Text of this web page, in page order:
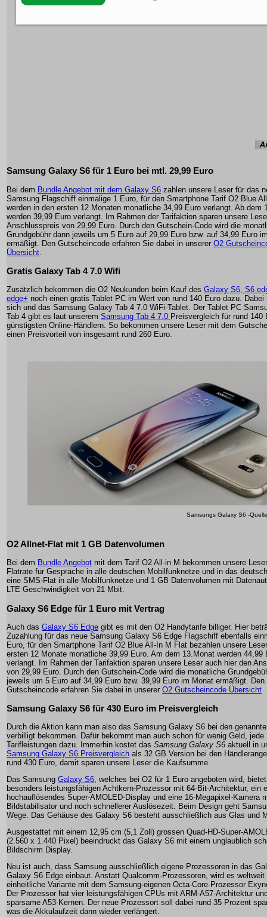
Samsung Galaxy S6 für 1 Euro bei mtl. 29,99 Euro
Bei dem Bundle Angebot mit dem Galaxy S6 zahlen unsere Leser für das
Samsung Flagschiff einmalige 1 Euro, für den Smartphone Tarif O2 Blue
werden in den ersten 12 Monaten monatliche 34,99 Euro verlangt. Ab dem
werden 39,99 Euro verlangt. Im Rahmen der Tarifaktion sparen unsere
Anschlusspreis von 29,99 Euro. Durch den Gutschein-Code wird die
Grundgebühr dann jeweils um 5 Euro auf 29,99 Euro bzw. auf 34,99 Euro
ermäßigt. Den Gutscheincode erfahren Sie dabei in unserer O2
Übersicht
Gratis Galaxy Tab 4 7.0 Wifi
Zusätzlich bekommen die O2 Neukunden beim Kauf des Galaxy S6, S6
edge+ noch einen gratis Tablet PC im Wert von rund 140 Euro dazu. Dabei
sich und das Samsung Galaxy Tab 4 7.0 WiFi-Tablet. Der Tablet PC
Tab 4 gibt es laut unserem Samsung Tab 4 7.0 Preisvergleich für rund 140
günstigsten Online-Händlern. So bekommen unsere Leser mit dem
einen Preisvorteil von insgesamt rund 260 Euro.
Samsungs Galaxy S6 -
O2 Allnet-Flat mit 1 GB Datenvolumen
Bei dem Bundle Angebot mit dem Tarif O2 All-in M bekommen unsere
Flatrate für Gespräche in alle deutschen Mobilfunknetze und in das
eine SMS-Flat in alle Mobilfunknetze und 1 GB Datenvolumen mit
LTE Geschwindigkeit von 21 Mbit.
Galaxy S6 Edge für 1 Euro mit Vertrag
Auch das Galaxy S6 Edge gibt es mit den O2 Handytarife billiger. Hier
Zuzahlung für das neue Samsung Galaxy S6 Edge Flagschiff ebenfalls
Euro, für den Smartphone Tarif O2 Blue All-In M Flat bezahlen unsere
ersten 12 Monate monatliche 39,99 Euro. Am dem 13.Monat werden 44,99
verlangt. Im Rahmen der Tarifaktion sparen unsere Leser auch hier den
von 29,99 Euro. Durch den Gutschein-Code wird die monatliche
jeweils um 5 Euro auf 34,99 Euro bzw. 39,99 Euro im Monat ermäßigt. Den
Gutscheincode erfahren Sie dabei in unserer O2 Gutscheincode Übersicht
Samsung Galaxy S6 für 430 Euro im Preisvergleich
Durch die Aktion kann man also das Samsung Galaxy S6 bei den
verbilligt bekommen. Dafür bekommt man auch schon für wenig Geld, jede
Tarifleistungen dazu. Immerhin kostet das Samsung Galaxy S6 aktuell in
Samsung Galaxy S6 Preisvergleich als 32 GB Version bei den
rund 430 Euro, damit sparen unsere Leser die Kaufsumme.
Das Samsung Galaxy S6, welches bei O2 für 1 Euro angeboten wird,
besonders leistungsfähigen Achtkern-Prozessor mit 64-Bit-Architektur, ein
hochauflösendes Super-AMOLED-Display und eine 16-Megapixel-Kamera
Bildstabilisator und noch schnellerer Auslösezeit. Beim Design geht
Wege. Das Gehäuse des Galaxy S6 besteht ausschließlich aus Glas und
Ausgestattet mit einem 12,95 cm (5,1 Zoll) grossen Quad-HD-Super-
(2.560 x 1.440 Pixel) beeindruckt das Galaxy S6 mit einem unglaublich
Bildschirm Display.
Neu ist auch, dass Samsung ausschließlich eigene Prozessoren in das
Galaxy S6 Edge einbaut. Anstatt Qualcomm-Prozessoren, wird es weltweit
einheitliche Variante mit dem Samsung-eigenen Octa-Core-Prozessor
Der Prozessor hat vier leistungsfähigen CPUs mit ARM-A57-Architektur
sparsame A53-Kernen. Der neue Prozessort soll dabei rund 35 Prozent
was die Akkulaufzeit dann wieder verlängert.